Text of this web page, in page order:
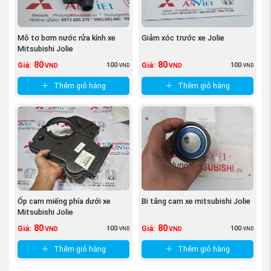
chu đáo nhất.
Tất cả các sản phẩm bán ra củaphụ tùng
xe Mitsubishi Jolie tại An Việt đều được đổi
trả hoàn toàn Miễn phí trong 7 ngày. Và được
Mitsubishi Motors
Mô tơ bơm nước rửa kính xe
Mitsubishi Jolie
Giá: 80 VND 100 VND
Thêm giỏ hàng
Giảm xóc trước xe Jolie
Giá: 80 VND 100 VND
Thêm giỏ hàng
Ốp cam miếng phía dưới xe
Mitsubishi Jolie
Giá: 80 VND 100 VND
Thêm giỏ hàng
Bi tăng cam xe mitsubishi Jolie
Giá: 80 VND 100 VND
Thêm giỏ hàng